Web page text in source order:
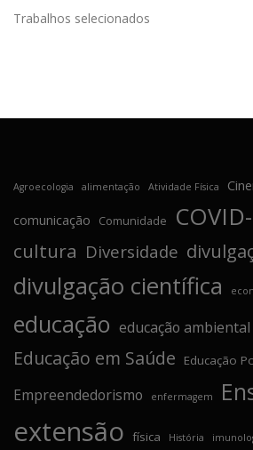
Trabalhos selecionados
Agroecologia alimentação Atividade Física
comunicação Comunidade
cultura Diversidade
divulgação científica
educação educação ambiental
Educação em Saúde Educação
Empreendedorismo enfermagem
extensão física História